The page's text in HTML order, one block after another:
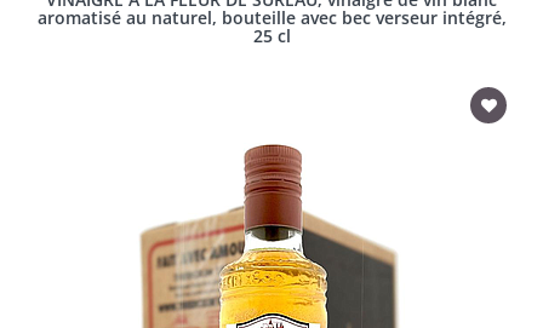
aromatisé au naturel, bouteille avec bec verseur intégré,
25 cl